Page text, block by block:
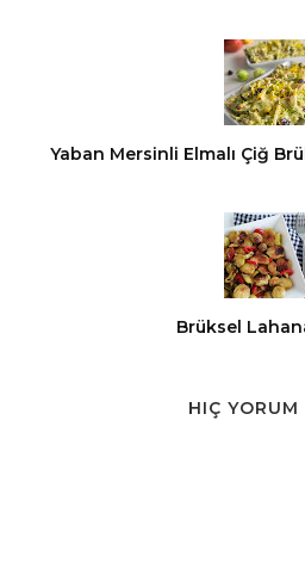
Yaban Mersinli Elmalı Çiğ
Brüksel
HIÇ YORUM